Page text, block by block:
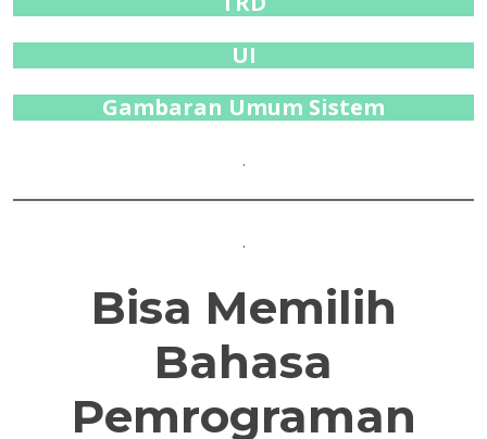
UI
Gambaran Umum Sistem
.
.
Bisa Memilih
Bahasa
Pemrograman